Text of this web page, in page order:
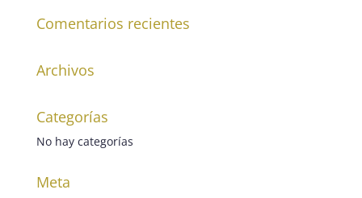
Comentarios recientes
Archivos
Categorías
No hay categorías
Meta